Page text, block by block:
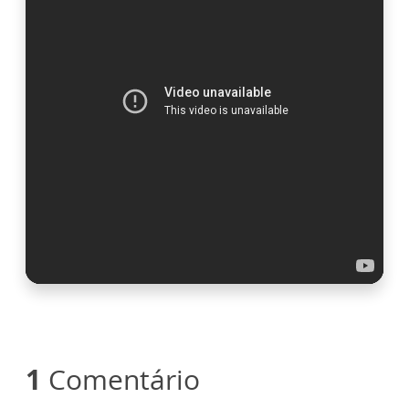
1 Comentário